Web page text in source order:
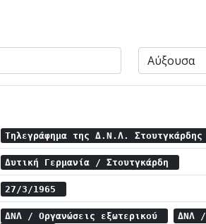
Τηλεγράφημα της Δ.Ν.Λ. Στουτγκάρδης
Δυτική Γερμανία / Στουτγκάρδη
27/3/1965
ΔΝΛ / Οργανώσεις εξωτερικού
ΔΝΛ